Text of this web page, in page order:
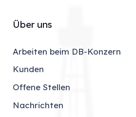
Über uns
Arbeiten beim DB-Konzern
Kunden
Offene Stellen
Nachrichten